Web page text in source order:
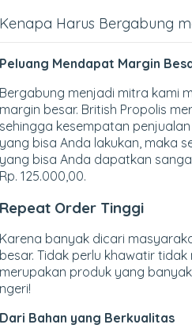
Kenapa Harus Bergabung
Peluang Mendapat Margin
Bergabung menjadi mitra kami
margin besar. British Propolis
sehingga kesempatan
yang bisa Anda lakukan, maka
yang bisa Anda dapatkan
Rp. 125.000,00.
Repeat Order Tinggi
Karena banyak dicari
besar. Tidak perlu khawatir
merupakan produk yang
ngeri!
Dari Bahan yang Berkualitas